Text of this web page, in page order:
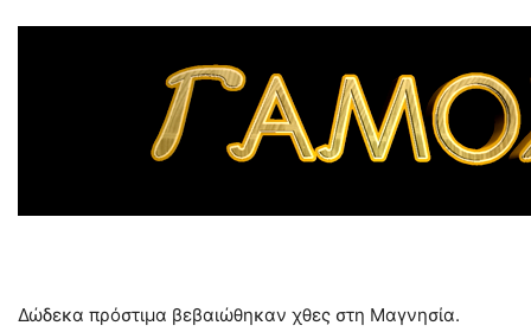
Δώδεκα πρόστιμα βεβαιώθηκαν χθες στη Μαγνησία.